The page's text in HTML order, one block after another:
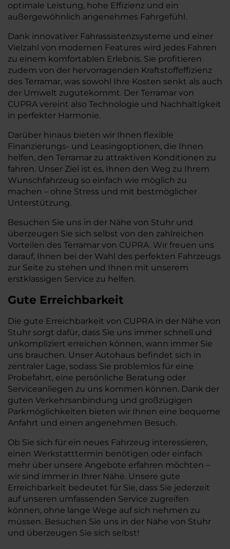
optimale Leistung, hohe Effizienz und ein
außergewöhnlich angenehmes Fahrgefühl.
Dank innovativer Fahrassistenzsysteme und einer
Vielzahl von modernen Features wird jedes Fahren
zu einem komfortablen Erlebnis. Sie profitieren
zudem von der hervorragenden Kraftstoffeffizienz
des Terramar, was sowohl Ihre Kosten senkt als auch
der Umwelt zugutekommt. Der Terramar von
CUPRA vereint also Technologie und Nachhaltigkeit
in perfekter Harmonie.
Darüber hinaus bieten wir Ihnen flexible
Finanzierungs- und Leasingoptionen, die Ihnen
helfen, den Terramar zu attraktiven Konditionen zu
fahren. Unser Ziel ist es, Ihnen den Weg zu Ihrem
Wunschfahrzeug so einfach wie möglich zu
machen – ohne Stress und mit bestmöglicher
Unterstützung.
Besuchen Sie uns in der Nähe von Stuhr und
überzeugen Sie sich selbst von den zahlreichen
Vorteilen des Terramar von CUPRA. Wir freuen uns
darauf, Ihnen bei der Wahl des perfekten Fahrzeugs
zur Seite zu stehen und Ihnen mit unserem
erstklassigen Service zu helfen.
Gute Erreichbarkeit
Die gute Erreichbarkeit von CUPRA in der Nähe von
Stuhr sorgt dafür, dass Sie uns immer schnell und
unkompliziert erreichen können, wann immer Sie
uns brauchen. Unser Autohaus befindet sich in
zentraler Lage, sodass Sie problemlos für eine
Probefahrt, eine persönliche Beratung oder
Serviceanliegen zu uns kommen können. Dank der
guten Verkehrsanbindung und großzügigen
Parkmöglichkeiten bieten wir Ihnen eine bequeme
Anfahrt und einen angenehmen Besuch.
Ob Sie sich für ein neues Fahrzeug interessieren,
einen Werkstatttermin benötigen oder einfach
mehr über unsere Angebote erfahren möchten –
wir sind immer in Ihrer Nähe. Unsere gute
Erreichbarkeit bedeutet für Sie, dass Sie jederzeit
auf unseren umfassenden Service zugreifen
können, ohne lange Wege auf sich nehmen zu
müssen. Besuchen Sie uns in der Nähe von Stuhr
und überzeugen Sie sich selbst!